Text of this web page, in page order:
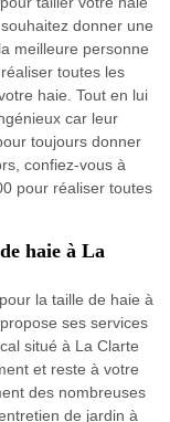
donner une
meilleure personne
toutes les
haie. Tout en lui
car leur
toujours donner
confiez-vous à
pour réaliser toutes
haie à La
la taille de haie à
ses services
situé à La Clarte
et reste à votre
des nombreuses
de jardin à